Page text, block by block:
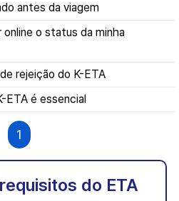
antes da viagem
o status da minha
rejeição do K-ETA
ETA é essencial
1
do ETA